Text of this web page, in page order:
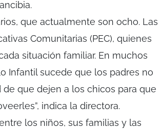
que actualmente son ocho. Las
Comunitarias (PEC), quienes
situación familiar. En muchos
Infantil sucede que los padres no
que dejen a los chicos para que
indica la directora.
los niños, sus familias y las